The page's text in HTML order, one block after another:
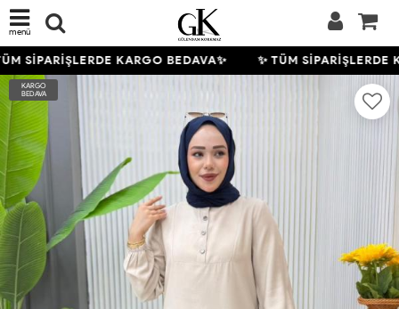
menü
SİPARİŞLERDE KARGO BEDAVA✨ ✨ TÜM SİPARİŞLERDE
KARGO
BEDAVA